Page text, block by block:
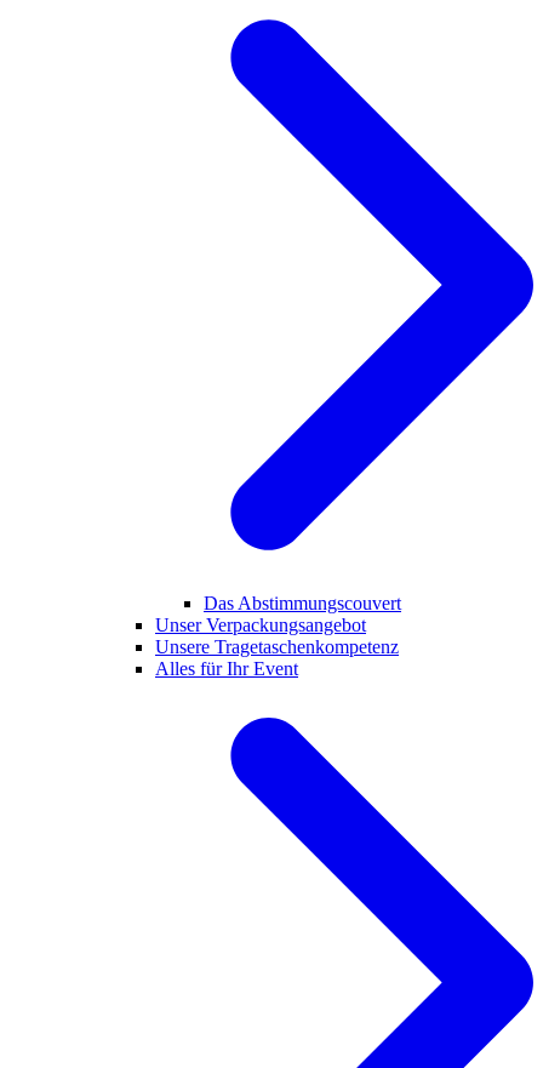
Das Abstimmungscouvert
Unser Verpackungsangebot
Unsere Tragetaschenkompetenz
Alles für Ihr Event